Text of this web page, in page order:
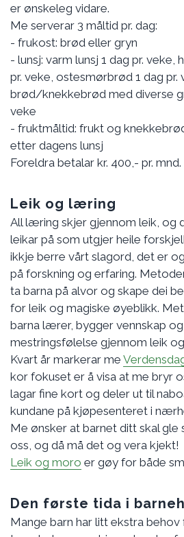
er ønskeleg vidare.
Me serverar 3 måltid pr. dag:
- frukost: brød eller gryn
- lunsj: varm lunsj 1 dag pr. veke,
pr. veke, ostesmørbrød 1 dag pr.
brød/knekkebrød med diverse
veke
- fruktmåltid: frukt og
etter dagens lunsj
Foreldra betalar kr. 400,- pr.
Leik og læring
All læring skjer gjennom leik, og
leikar på som utgjer heile
ikkje berre vårt slagord, det er
på forskning og erfaring.
ta barna på alvor og skape dei
for leik og magiske øyeblikk.
barna lærer, bygger vennskap
mestringsfølelse gjennom leik
Kvart år markerar me
kor fokuset er å visa at me bryr
lagar fine kort og deler ut til
kundane på kjøpesenteret i
Me ønsker at barnet ditt skal gle
oss, og då må det og vera kjekt!
Leik og moro er gøy for både
Den første tida i
Mange barn har litt ekstra